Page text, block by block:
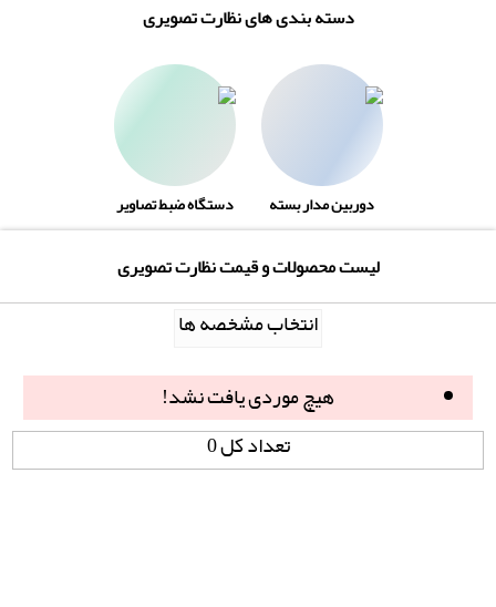
دسته بندی های نظارت تصویری
دوربین مدار بسته دستگاه ضبط تصاویر
لیست محصولات و قیمت نظارت تصویری
انتخاب مشخصه ها
هیچ موردی یافت نشد!
تعداد کل 0